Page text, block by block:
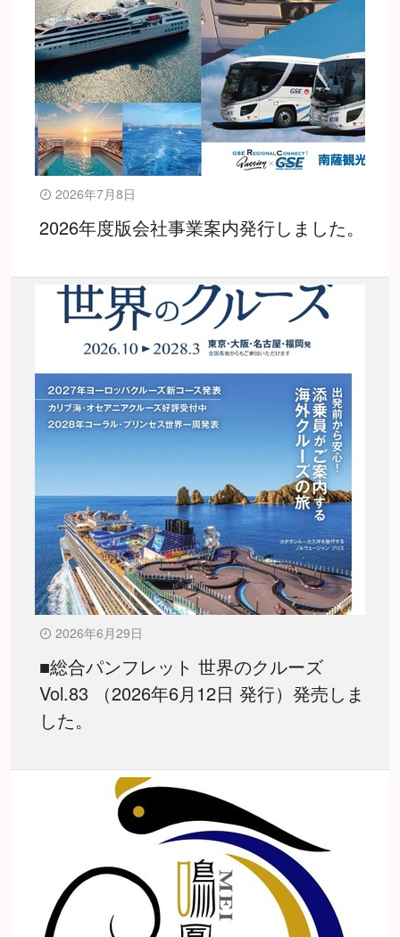
2026年7月8日
2026年度版会社事業案内発行しました。
2026年6月29日
■総合パンフレット 世界のクルーズ
Vol.83 （2026年6月12日 発行）発売しま
した。